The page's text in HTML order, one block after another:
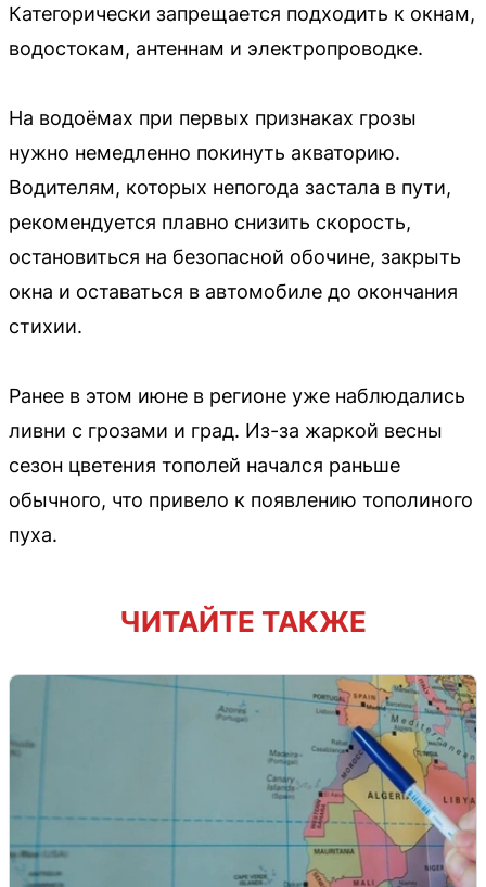
Категорически запрещается подходить к окнам,
водостокам, антеннам и электропроводке.
На водоёмах при первых признаках грозы
нужно немедленно покинуть акваторию.
Водителям, которых непогода застала в пути,
рекомендуется плавно снизить скорость,
остановиться на безопасной обочине, закрыть
окна и оставаться в автомобиле до окончания
стихии.
Ранее в этом июне в регионе уже наблюдались
ливни с грозами и град. Из-за жаркой весны
сезон цветения тополей начался раньше
обычного, что привело к появлению тополиного
пуха.
ЧИТАЙТЕ ТАКЖЕ